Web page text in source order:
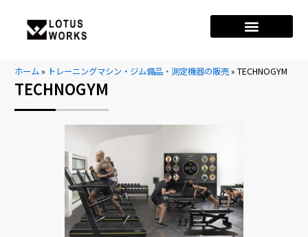
ホーム» トレーニングマシン・ジム備品・測定機器の販売»TECHNOGYM
TECHNOGYM